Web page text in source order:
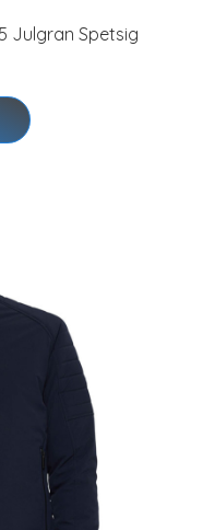
Julgran Spetsig